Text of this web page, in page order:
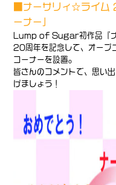
■ナーサリィ☆ライム
ーナー」
Lump of Sugar初作品『
20周年を記念して、オープ
コーナーを設置。
皆さんのコメントで、思い
げましょう！